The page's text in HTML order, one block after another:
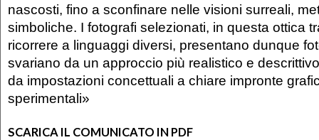
nascosti, fino a sconfinare nelle visioni surreali,
simboliche. I fotografi selezionati, in questa ottica
ricorrere a linguaggi diversi, presentano dunque
svariano da un approccio più realistico e
da impostazioni concettuali a chiare impronte
sperimentali»
SCARICA IL COMUNICATO IN PDF